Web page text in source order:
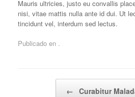
Mauris ultricies, justo eu convallis
nisi, vitae mattis nulla ante id dui. Ut
tincidunt vel, interdum sed lectus.
Publicado en .
← Curabitur